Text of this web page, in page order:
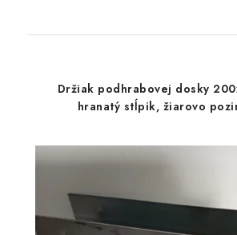
Držiak podhrabovej dosky
hranatý stĺpik, žiarovo